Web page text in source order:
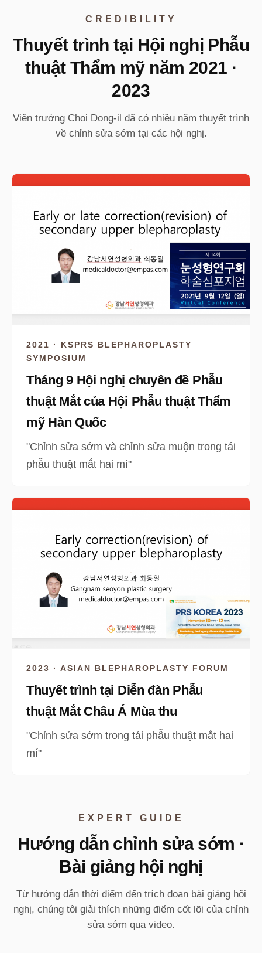
CREDIBILITY
Thuyết trình tại Hội nghị Phẫu
thuật Thẩm mỹ năm 2021 ·
2023
Viện trưởng Choi Dong-il đã có nhiều năm thuyết trình
về chỉnh sửa sớm tại các hội nghị.
2021 · KSPRS BLEPHAROPLASTY
SYMPOSIUM
Tháng 9 Hội nghị chuyên đề Phẫu
thuật Mắt của Hội Phẫu thuật Thẩm
mỹ Hàn Quốc
"Chỉnh sửa sớm và chỉnh sửa muộn trong tái
phẫu thuật mắt hai mí"
2023 · ASIAN BLEPHAROPLASTY FORUM
Thuyết trình tại Diễn đàn Phẫu
thuật Mắt Châu Á Mùa thu
"Chỉnh sửa sớm trong tái phẫu thuật mắt hai
mí"
EXPERT GUIDE
Hướng dẫn chỉnh sửa sớm ·
Bài giảng hội nghị
Từ hướng dẫn thời điểm đến trích đoạn bài giảng hội
nghị, chúng tôi giải thích những điểm cốt lõi của chỉnh
sửa sớm qua video.